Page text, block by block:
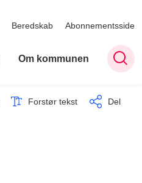
Beredskab Abonnementsside
Om kommunen
Forstør tekst Del